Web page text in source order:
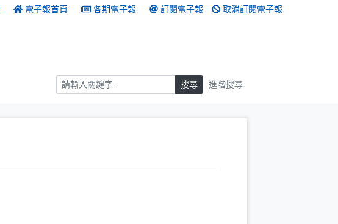
電子報首頁 各期電子報 訂閱電子報 取消訂閱電子報
搜尋 搜尋 進階搜尋